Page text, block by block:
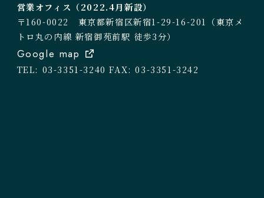
営業オフィス（2022.4月新設）
〒160-0022 東京都新宿区新宿1-29-16-201（東京メ
トロ丸の内線 新宿御苑前駅 徒歩3分）
Google map
TEL: 03-3351-3240 FAX: 03-3351-3242